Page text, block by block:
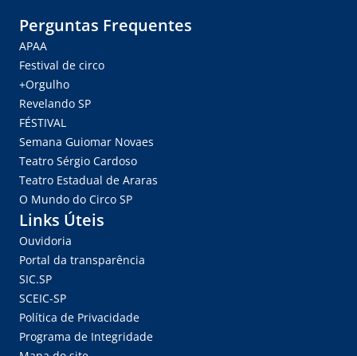
Perguntas Frequentes
APAA
Festival de circo
+Orgulho
Revelando SP
FÉSTIVAL
Semana Guiomar Novaes
Teatro Sérgio Cardoso
Teatro Estadual de Araras
O Mundo do Circo SP
Links Úteis
Ouvidoria
Portal da transparência
SIC.SP
SCEIC-SP
Política de Privacidade
Programa de Integridade